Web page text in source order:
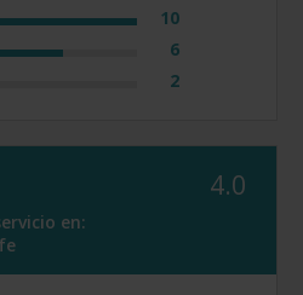
10
6
2
en:
4.0